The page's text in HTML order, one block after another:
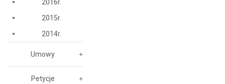
2016r.
2015r.
2014r.
Umowy
Petycje